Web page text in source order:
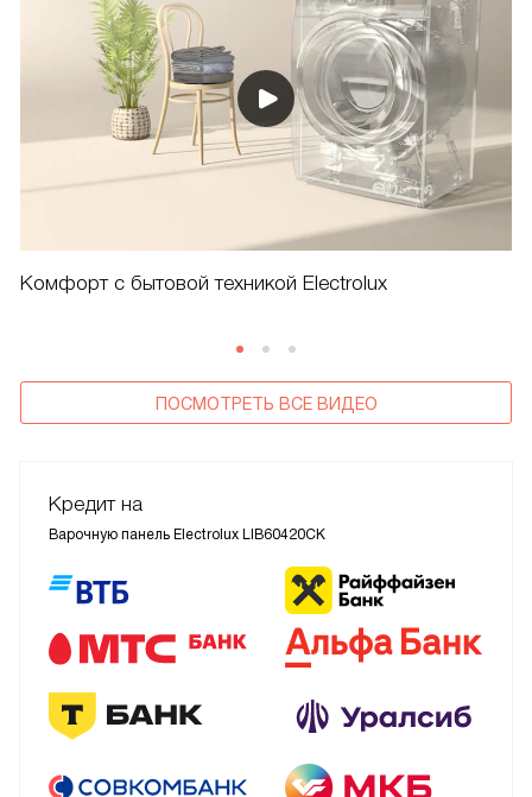
Комфорт с бытовой техникой Electrolux
ПОСМОТРЕТЬ ВСЕ ВИДЕО
Кредит на
Варочную панель Electrolux LIB60420CK